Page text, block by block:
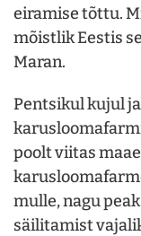
eiramise tõttu.
mõistlik Eestis
Maran.
Pentsikul kujul
poolt viitas
mulle, nagu
säilitamist